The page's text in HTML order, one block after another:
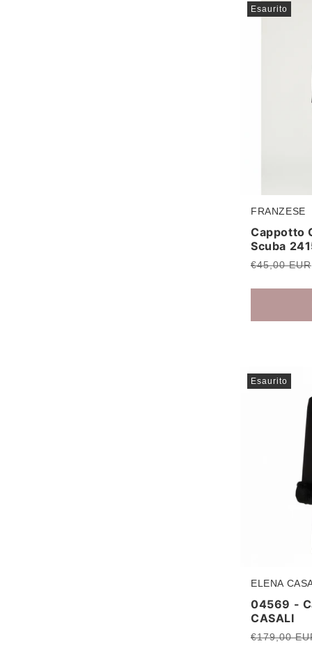
Esaurito
Produttore:
FRANZESE
Cappotto
Scuba
Prezzo
€45,00 EUR
Esaurito
Produttore:
ELENA
04569 -
CASALI
Prezzo
€179,00